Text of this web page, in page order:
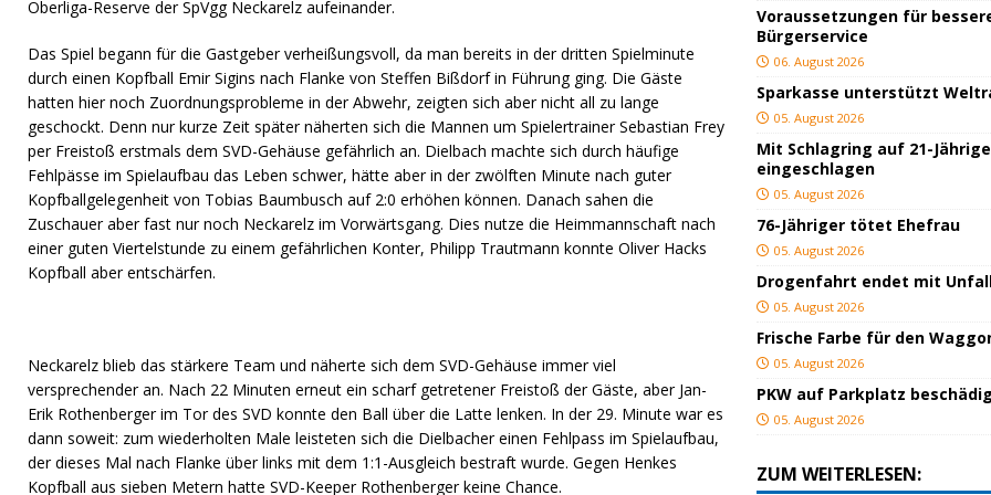
Oberliga-Reserve der SpVgg Neckarelz aufeinander.
Das Spiel begann für die Gastgeber verheißungsvoll, da man bereits in der dritten Spielminute
durch einen Kopfball Emir Sigins nach Flanke von Steffen Bißdorf in Führung ging. Die Gäste
hatten hier noch Zuordnungsprobleme in der Abwehr, zeigten sich aber nicht all zu lange
geschockt. Denn nur kurze Zeit später näherten sich die Mannen um Spielertrainer Sebastian Frey
per Freistoß erstmals dem SVD-Gehäuse gefährlich an. Dielbach machte sich durch häufige
Fehlpässe im Spielaufbau das Leben schwer, hätte aber in der zwölften Minute nach guter
Kopfballgelegenheit von Tobias Baumbusch auf 2:0 erhöhen können. Danach sahen die
Zuschauer aber fast nur noch Neckarelz im Vorwärtsgang. Dies nutze die Heimmannschaft nach
einer guten Viertelstunde zu einem gefährlichen Konter, Philipp Trautmann konnte Oliver Hacks
Kopfball aber entschärfen.
Neckarelz blieb das stärkere Team und näherte sich dem SVD-Gehäuse immer viel
versprechender an. Nach 22 Minuten erneut ein scharf getretener Freistoß der Gäste, aber Jan-
Erik Rothenberger im Tor des SVD konnte den Ball über die Latte lenken. In der 29. Minute war es
dann soweit: zum wiederholten Male leisteten sich die Dielbacher einen Fehlpass im Spielaufbau,
der dieses Mal nach Flanke über links mit dem 1:1-Ausgleich bestraft wurde. Gegen Henkes
Kopfball aus sieben Metern hatte SVD-Keeper Rothenberger keine Chance.
Voraussetzungen für
Bürgerservice
06. August 2026
Sparkasse unterstützt
05. August 2026
Mit Schlagring auf 21-
eingeschlagen
05. August 2026
76-Jähriger tötet Ehefrau
05. August 2026
Drogenfahrt endet mit
05. August 2026
Frische Farbe für den
05. August 2026
PKW auf Parkplatz
05. August 2026
ZUM WEITERLESEN: